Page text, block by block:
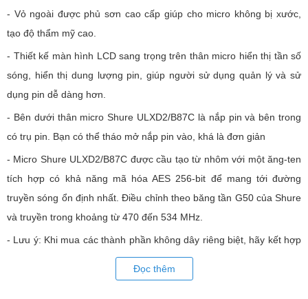
- Vỏ ngoài được phủ sơn cao cấp giúp cho micro không bị xước,
tạo độ thẩm mỹ cao.
- Thiết kế màn hình LCD sang trọng trên thân micro hiển thị tần số
sóng, hiển thị dung lượng pin, giúp người sử dụng quản lý và sử
dụng pin dễ dàng hơn.
- Bên dưới thân micro Shure ULXD2/B87C là nắp pin và bên trong
có trụ pin. Bạn có thể tháo mở nắp pin vào, khá là đơn giản
- Micro Shure ULXD2/B87C được cầu tạo từ nhôm với một ăng-ten
tích hợp có khả năng mã hóa AES 256-bit để mang tới đường
truyền sóng ổn định nhất. Điều chỉnh theo băng tần G50 của Shure
và truyền trong khoảng từ 470 đến 534 MHz.
- Lưu ý: Khi mua các thành phần không dây riêng biệt, hãy kết hợp
các băng tần của chúng để đảm bảo hoạt động của hệ thống phù
Đọc thêm